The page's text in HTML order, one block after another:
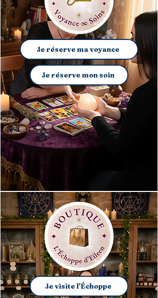
Je réserve ma voyance
Je réserve mon soin
Je visite l'Échoppe